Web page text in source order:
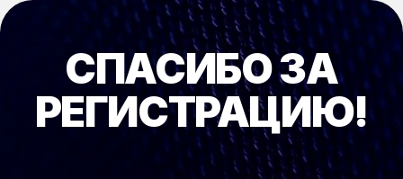
Вы на шаг ближе к первому заработку
Встречаемся на практикуме — уже
СПАСИБО ЗА
РЕГИСТРАЦИЮ!